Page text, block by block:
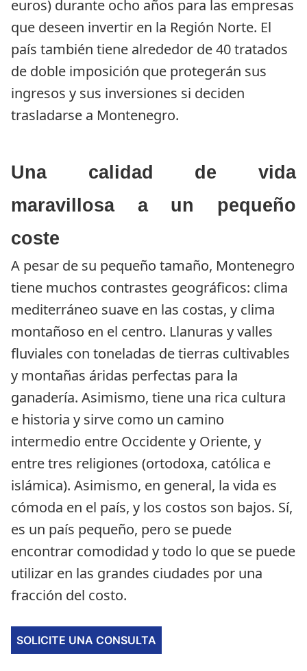
euros) durante ocho años para las empresas
que deseen invertir en la Región Norte. El
país también tiene alrededor de 40 tratados
de doble imposición que protegerán sus
ingresos y sus inversiones si deciden
trasladarse a Montenegro.
Una calidad de vida
maravillosa a un pequeño
coste
A pesar de su pequeño tamaño, Montenegro
tiene muchos contrastes geográficos: clima
mediterráneo suave en las costas, y clima
montañoso en el centro. Llanuras y valles
fluviales con toneladas de tierras cultivables
y montañas áridas perfectas para la
ganadería. Asimismo, tiene una rica cultura
e historia y sirve como un camino
intermedio entre Occidente y Oriente, y
entre tres religiones (ortodoxa, católica e
islámica). Asimismo, en general, la vida es
cómoda en el país, y los costos son bajos. Sí,
es un país pequeño, pero se puede
encontrar comodidad y todo lo que se puede
utilizar en las grandes ciudades por una
fracción del costo.
SOLICITE UNA CONSULTA